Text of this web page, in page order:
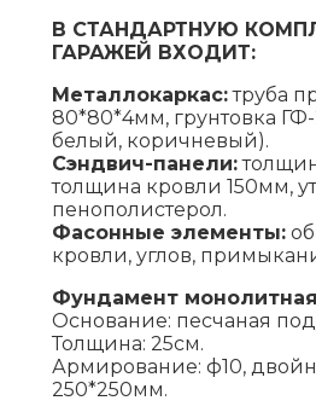
В СТАНДАРТНУЮ
ГАРАЖЕЙ ВХОДИТ:
Металлокаркас:труба
80*80*4мм, грунтовка
белый, коричневый).
Сэндвич-панели:
толщина кровли 150мм,
пенополистерол.
Фасонные элементы:
кровли, углов,
Фундамент
Основание: песчаная
Толщина: 25см.
Армирование: ф10,
250*250мм.